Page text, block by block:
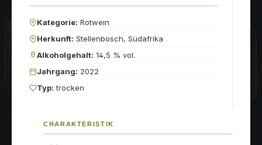
Kategorie: Rotwein
Herkunft: Stellenbosch, Südafrika
Alkoholgehalt: 14,5 % vol.
Jahrgang: 2022
Typ: trocken
CHARAKTERISTIK